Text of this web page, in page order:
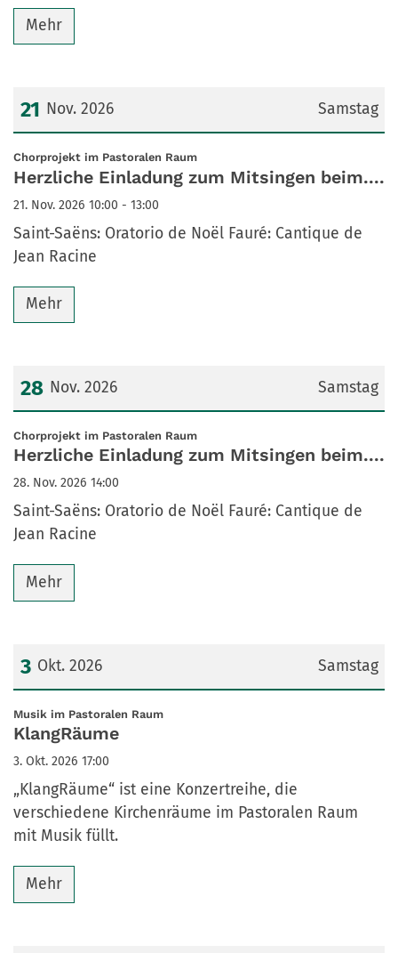
Mehr
Samstag
21 Nov. 2026
Datum: 21. November 2026
Chorprojekt im Pastoralen Raum:
Herzliche Einladung zum Mitsingen beim....
21. Nov. 2026 10:00 - 13:00
Saint-Saëns: Oratorio de Noël Fauré: Cantique de
Jean Racine
Mehr
Samstag
28 Nov. 2026
Datum: 28. November 2026
Chorprojekt im Pastoralen Raum:
Herzliche Einladung zum Mitsingen beim....
28. Nov. 2026 14:00
Saint-Saëns: Oratorio de Noël Fauré: Cantique de
Jean Racine
Mehr
Samstag
3 Okt. 2026
Datum: 3. Oktober 2026
Musik im Pastoralen Raum:
KlangRäume
3. Okt. 2026 17:00
„KlangRäume“ ist eine Konzertreihe, die
verschiedene Kirchenräume im Pastoralen Raum
mit Musik füllt.
Mehr